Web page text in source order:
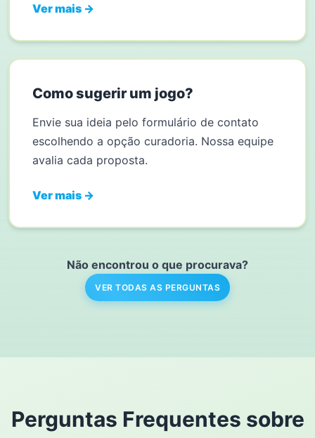
Ver mais →
Como sugerir um jogo?
Envie sua ideia pelo formulário de contato
escolhendo a opção curadoria. Nossa equipe
avalia cada proposta.
Ver mais →
Não encontrou o que procurava?
VER TODAS AS PERGUNTAS
Perguntas Frequentes sobre